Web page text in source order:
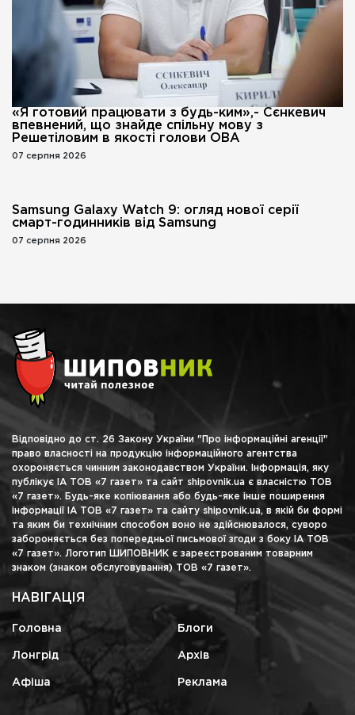
«Я готовий працювати з будь-ким»,- Сєнкевич
впевнений, що знайде спільну мову з
Решетіловим в якості голови ОВА
07 серпня 2026
Samsung Galaxy Watch 9: огляд нової серії
смарт-годинників від Samsung
07 серпня 2026
Відповідно до ст. 26 Закону України "Про інформаційні агенції"
право власності на продукцію інформаційного агентства
охороняється чинним законодавством України. Інформація, яку
публікує ІА ТОВ «7 газет» та сайт shipovnik.ua є власністю ТОВ
«7 газет». Будь-яке копіювання або будь-яке інше поширення
інформації ІА ТОВ «7 газет» та сайту shipovnik.ua, в якій би формі
та яким би технічним способом воно не здійснювалося, суворо
забороняється без попередньої письмової згоди з боку ІА ТОВ
«7 газет». Логотип ШИПОВНИК є зареєстрованим товарним
знаком (знаком обслуговування) ТОВ «7 газет».
НАВІГАЦІЯ
Головна Блоги
Лонгрід Архів
Афіша Реклама